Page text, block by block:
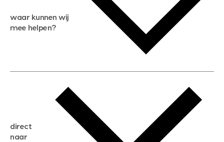
waar kunnen wij
mee helpen?
gratis zoekservice
huis verkopen
huis kopen
direct
naar